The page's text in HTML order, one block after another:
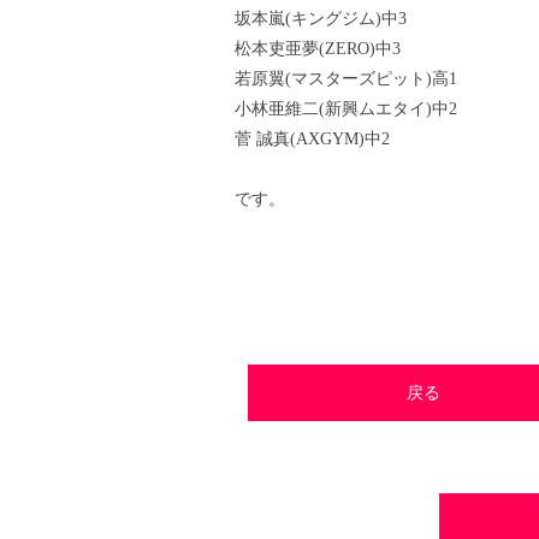
坂本嵐(キングジム)中3
松本吏亜夢(ZERO)中3
若原翼(マスターズピット)高1
小林亜維二(新興ムエタイ)中2
菅 誠真(AXGYM)中2
です。
戻る